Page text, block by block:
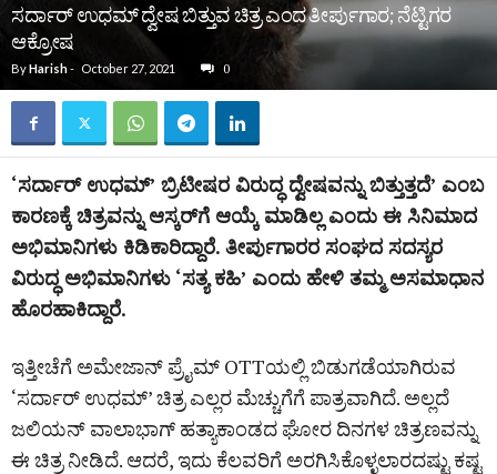
ಸರ್ದಾರ್ ಉಧಮ್ ದ್ವೇಷ ಬಿತ್ತುವ ಚಿತ್ರ ಎಂದ ತೀರ್ಪುಗಾರ; ನೆಟ್ಟಿಗರ
ಆಕ್ರೋಷ
ByHarish- October 27, 2021 0
‘ಸರ್ದಾರ್ ಉಧಮ್’ ಬ್ರಿಟೀಷರ ವಿರುದ್ಧ ದ್ವೇಷವನ್ನು ಬಿತ್ತುತ್ತದೆ’ ಎಂಬ
ಕಾರಣಕ್ಕೆ ಚಿತ್ರವನ್ನು ಆಸ್ಕರ್‌ಗೆ ಆಯ್ಕೆ ಮಾಡಿಲ್ಲ ಎಂದು ಈ ಸಿನಿಮಾದ
ಅಭಿಮಾನಿಗಳು ಕಿಡಿಕಾರಿದ್ದಾರೆ. ತೀರ್ಪುಗಾರರ ಸಂಘದ ಸದಸ್ಯರ
ವಿರುದ್ಧ ಅಭಿಮಾನಿಗಳು ‘ಸತ್ಯ ಕಹಿ’ ಎಂದು ಹೇಳಿ ತಮ್ಮ ಅಸಮಾಧಾನ
ಹೊರಹಾಕಿದ್ದಾರೆ.
ಇತ್ತೀಚೆಗೆ ಅಮೇಜಾನ್ ಪ್ರೈಮ್ OTTಯಲ್ಲಿ ಬಿಡುಗಡೆಯಾಗಿರುವ
‘ಸರ್ದಾರ್ ಉಧಮ್’ ಚಿತ್ರ ಎಲ್ಲರ ಮೆಚ್ಚುಗೆಗೆ ಪಾತ್ರವಾಗಿದೆ. ಅಲ್ಲದೆ
ಜಲಿಯನ್ ವಾಲಾಭಾಗ್ ಹತ್ಯಾಕಾಂಡದ ಘೋರ ದಿನಗಳ ಚಿತ್ರಣವನ್ನು
ಈ ಚಿತ್ರ ನೀಡಿದೆ. ಆದರೆ, ಇದು ಕೆಲವರಿಗೆ ಅರಗಿಸಿಕೊಳ್ಳಲಾರದಷ್ಟು ಕಷ್ಟ